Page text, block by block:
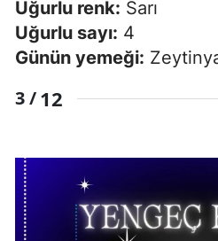
Uğurlu renk: Sarı
Uğurlu sayı: 4
Günün yemeği:
3 /12